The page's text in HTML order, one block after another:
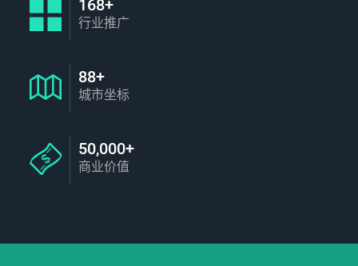
168+
行业推广
88+
城市坐标
50,000+
商业价值